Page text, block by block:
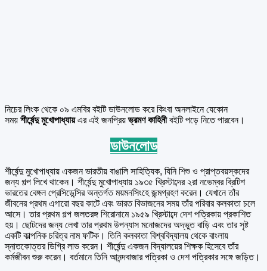
নিচের লিংক থেকে ০৯ এমবির বইটি ডাউনলোড করে কিংবা অনলাইনে যেকোন
সময় শীর্ষেন্দু মুখোপাধ্যায়এর এই জনপ্রিয়ভ্রমণ কাহিনীবইটি পড়ে নিতে পারবেন।
ডাউনলোড
শীর্ষেন্দু মুখোপাধ্যায় একজন ভারতীয় বাঙালি সাহিত্যিক, যিনি শিশু ও প্রাপ্তবয়স্কদের
জন্য গল্প লিখে থাকেন। শীর্ষেন্দু মুখোপাধ্যায় ১৯৩৫ খ্রিস্টাব্দের ২রা নভেম্বর ব্রিটিশ
ভারতের বেঙ্গল প্রেসিডেন্সির অন্তর্গত ময়মনসিংহে জন্মগ্রহণ করেন। যেখানে তাঁর
জীবনের প্রথম এগারো বছর কাটে এবং ভারত বিভাজনের সময় তাঁর পরিবার কলকাতা চলে
আসে। তার প্রথম গল্প জলতরঙ্গ শিরোনামে ১৯৫৯ খ্রিস্টাব্দে দেশ পত্রিকায় প্রকাশিত
হয়। ছোটদের জন্য লেখা তার প্রথম উপন্যাস মনোজদের অদ্ভুত বাড়ি এবং তার সৃষ্ট
একটি কাল্পনিক চরিত্র নাম ফটিক। তিনি কলকাতা বিশ্ববিদ্যালয় থেকে বাংলায়
স্নাতকোত্তর ডিগ্রি লাভ করেন। শীর্ষেন্দু একজন বিদ্যালয়ের শিক্ষক হিসেবে তাঁর
কর্মজীবন শুরু করেন। বর্তমানে তিনি আনন্দবাজার পত্রিকা ও দেশ পত্রিকার সঙ্গে জড়িত।